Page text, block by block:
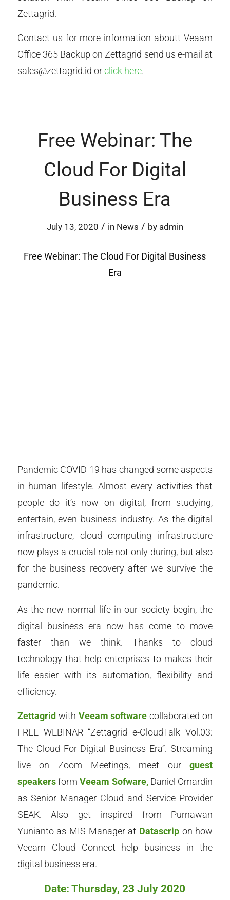
Zettagrid.
Contact us for more information aboutt Veaam
Office 365 Backup on Zettagrid send us e-mail at
sales@zettagrid.id orclick here.
Free Webinar: The
Cloud For Digital
Business Era
July 13, 2020 / in News / by admin
Free Webinar: The Cloud For Digital Business
Era
Pandemic COVID-19 has changed some aspects
in human lifestyle. Almost every activities that
people do it’s now on digital, from studying,
entertain, even business industry. As the digital
infrastructure, cloud computing infrastructure
now plays a crucial role not only during, but also
for the business recovery after we survive the
pandemic.
As the new normal life in our society begin, the
digital business era now has come to move
faster than we think. Thanks to cloud
technology that help enterprises to makes their
life easier with its automation, flexibility and
efficiency.
Zettagrid with Veeam software collaborated on
FREE WEBINAR “Zettagrid e-CloudTalk Vol.03:
The Cloud For Digital Business Era”. Streaming
live on Zoom Meetings, meet ourguest
speakersformVeeam Sofware, Daniel Omardin
as Senior Manager Cloud and Service Provider
SEAK. Also get inspired from Purnawan
Yunianto as MIS Manager at Datascrip on how
Veeam Cloud Connect help business in the
digital business era.
Date: Thursday, 23 July 2020